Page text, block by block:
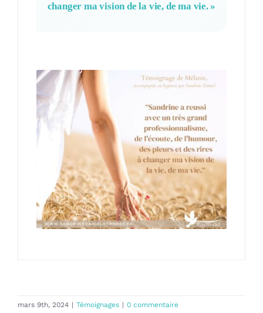
changer ma vision de la vie, de ma vie. »
mars 9th, 2024 | Témoignages | 0 commentaire